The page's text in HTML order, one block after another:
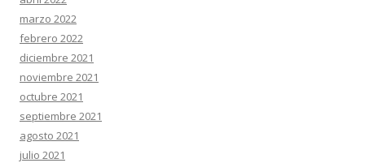
marzo 2022
febrero 2022
diciembre 2021
noviembre 2021
octubre 2021
septiembre 2021
agosto 2021
julio 2021